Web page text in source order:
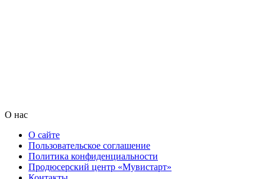
О нас
О сайте
Пользовательское соглашение
Политика конфиденциальности
Продюсерский центр «Мувистарт»